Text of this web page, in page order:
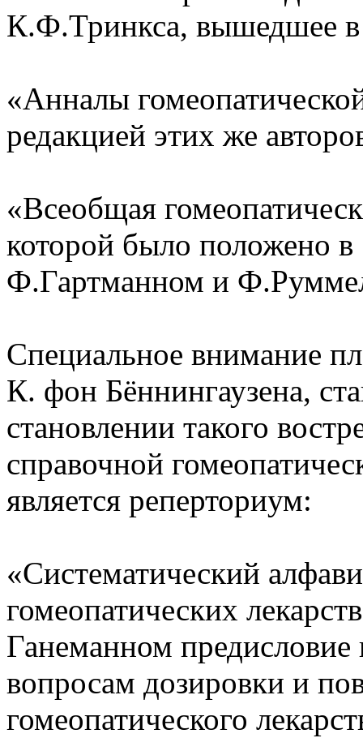
К.Ф.Тринкса, вышедшее в
«Анналы
редакцией этих же
«Всеобщая
которой было положено
Ф.Гартманном и
Специальное внимание
К. фон Бённингаузена,
становлении такого
справочной
является реперториум:
«Систематический
гомеопатических
Ганеманном предисловие
вопросам дозировки и
гомеопатического